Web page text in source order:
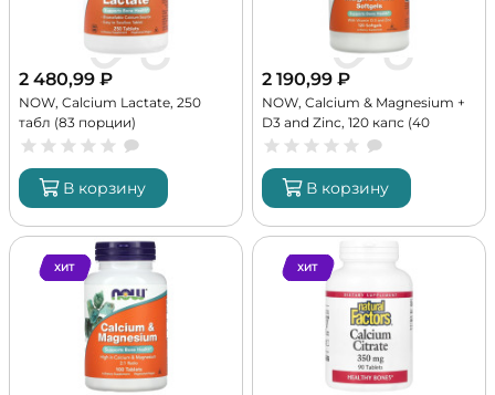
2 480,99 ₽
NOW, Calcium Lactate, 250
табл (83 порции)
В корзину
2 190,99 ₽
NOW, Calcium & Magnesium +
D3 and Zinc, 120 капс (40
порций)
В корзину
ХИТ ХИТ